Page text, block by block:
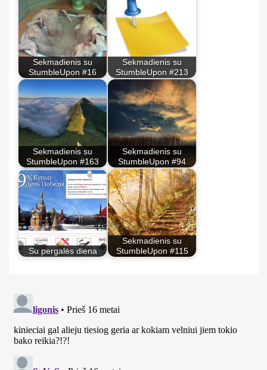
Sekmadienis su
StumbleUpon #16
Sekmadienis su
StumbleUpon #213
Sekmadienis su
StumbleUpon #163
Sekmadienis su
StumbleUpon #94
Su pergalės diena
Sekmadienis su
StumbleUpon #115